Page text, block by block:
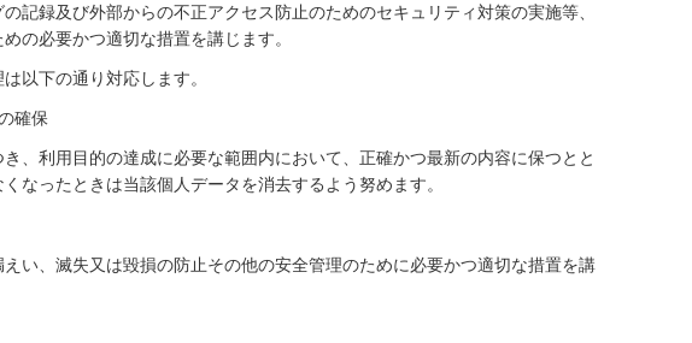
記録及び外部からの不正アクセス防止のためのセキュリティ対策の実施等、
の必要かつ適切な措置を講じます。
以下の通り対応します。
確保
、利用目的の達成に必要な範囲内において、正確かつ最新の内容に保つとと
なったときは当該個人データを消去するよう努めます。
い、滅失又は毀損の防止その他の安全管理のために必要かつ適切な措置を講